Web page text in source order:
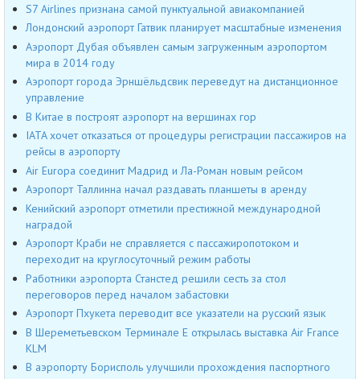
S7 Airlines признана самой пунктуальной авиакомпанией
Лондонский аэропорт Гатвик планирует масштабные изменения
Аэропорт Дубая объявлен самым загруженным аэропортом
мира в 2014 году
Аэропорт города Эрншёльдсвик переведут на дистанционное
управление
В Китае в построят аэропорт на вершинах гор
IATA хочет отказаться от процедуры регистрации пассажиров на
рейсы в аэропорту
Air Europa соединит Мадрид и Ла-Роман новым рейсом
Аэропорт Таллинна начал раздавать планшеты в аренду
Кенийский аэропорт отметили престижной международной
наградой
Аэропорт Краби не справляется с пассажиропотоком и
переходит на круглосуточный режим работы
Работники аэропорта Станстед решили сесть за стол
переговоров перед началом забастовки
Аэропорт Пхукета переводит все указатели на русский язык
В Шереметьевском Терминале Е открылась выставка Air France
KLM
В аэропорту Борисполь улучшили прохождения паспортного